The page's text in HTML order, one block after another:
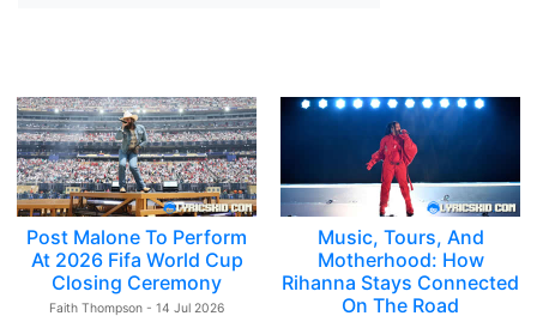
Post Malone To Perform
At 2026 Fifa World Cup
Closing Ceremony
Faith Thompson - 14 Jul 2026
Music, Tours, And
Motherhood: How
Rihanna Stays Connected
On The Road